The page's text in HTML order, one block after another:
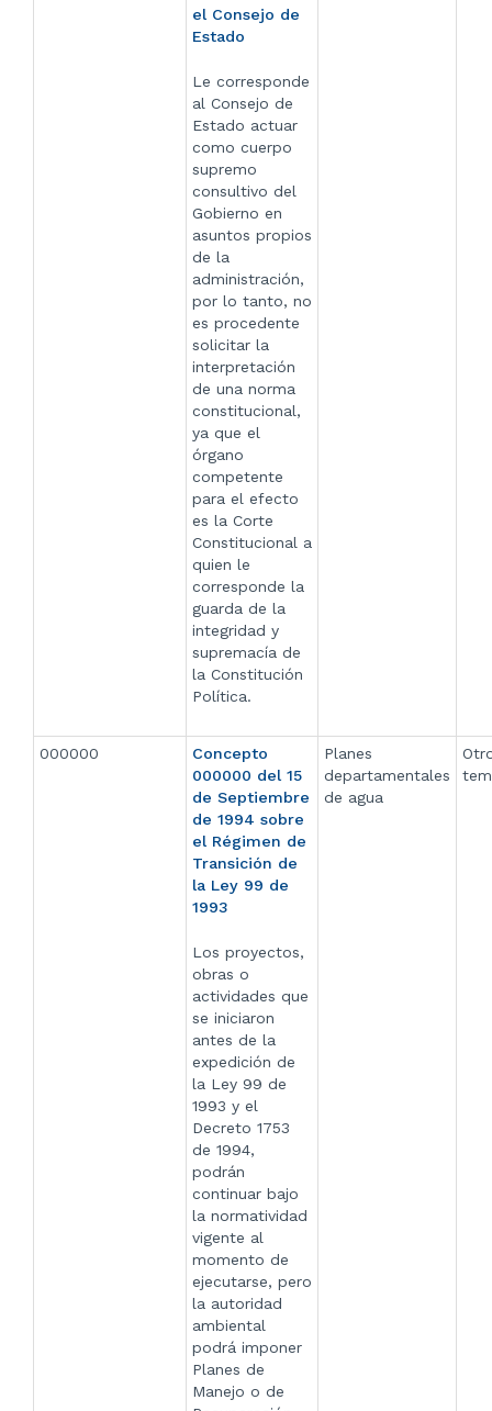
el Consejo de
Estado
Le corresponde
al Consejo de
Estado actuar
como cuerpo
supremo
consultivo del
Gobierno en
asuntos propios
de la
administración,
por lo tanto, no
es procedente
solicitar la
interpretación
de una norma
constitucional,
ya que el
órgano
competente
para el efecto
es la Corte
Constitucional a
quien le
corresponde la
guarda de la
integridad y
supremacía de
la Constitución
Política.
000000
Concepto
000000 del 15
de Septiembre
de 1994 sobre
el Régimen de
Transición de
la Ley 99 de
1993
Los proyectos,
obras o
actividades que
se iniciaron
antes de la
expedición de
la Ley 99 de
1993 y el
Decreto 1753
de 1994,
podrán
continuar bajo
la normatividad
vigente al
momento de
ejecutarse, pero
la autoridad
ambiental
podrá imponer
Planes de
Manejo o de
Planes
departamentales
de agua